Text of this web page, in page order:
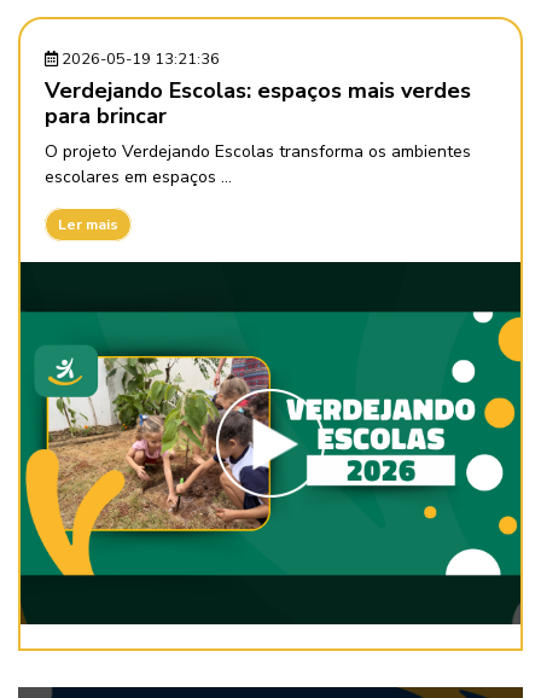
2026-05-19 13:21:36
Verdejando Escolas: espaços mais verdes
para brincar
O projeto Verdejando Escolas transforma os ambientes
escolares em espaços ...
Ler mais